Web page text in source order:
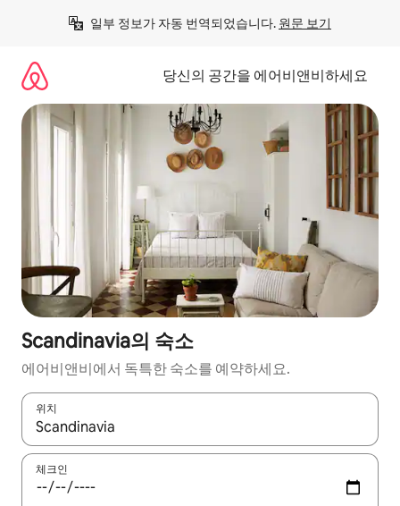
일부 정보가 자동 번역되었습니다. 원문 보기
당신의 공간을 에어비앤비하세요
Scandinavia의 숙소
에어비앤비에서 독특한 숙소를 예약하세요.
위치
결과가 나오면 위·아래 화살표 키를 사용하거나 터치 또는 스와이
체크인